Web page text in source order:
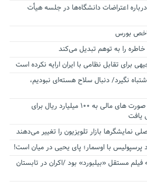
اعتراضات دانشگاه‌ها در جلسه هیأت
خاطره را به توهم تبدیل می‌کند
برای تقابل نظامی با ایران ارایه نکرده است
نگیرد/ دنبال سلاح هسته‌ای نبودیم،
آستانه الزام به دریافت صورت های مالی به ۱۰۰ میلیارد ریال برای
یافت
نمایشگرها بازار تلویزیون را تغییر می‌دهند
پرسپولیس با اوسمار؛ پای یحیی در میان است!
فیلم مستقل «بیلبورد» بود /اکران در تابستان